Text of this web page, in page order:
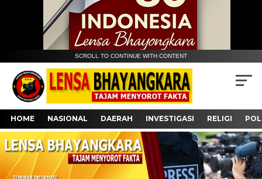
SCROLL TO CONTINUE WITH CONTENT
HOME NASIONAL DAERAH INVESTIGASI RELIGI